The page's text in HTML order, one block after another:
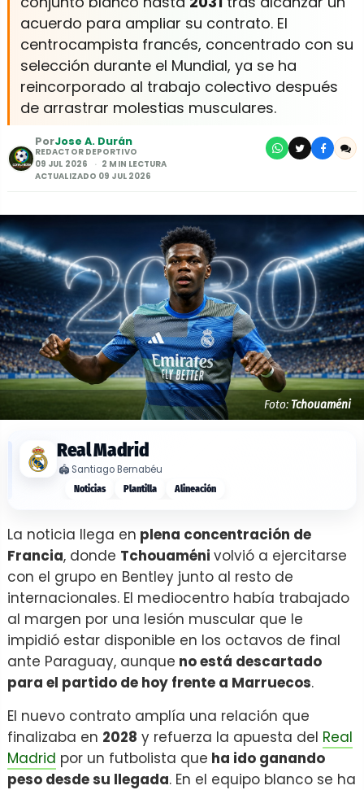
acuerdo para ampliar su contrato. El
centrocampista francés, concentrado con su
selección durante el Mundial, ya se ha
reincorporado al trabajo colectivo después
de arrastrar molestias musculares.
PorJose A. Durán
REDACTOR DEPORTIVO
09 JUL 2026
2 MIN LECTURA
ACTUALIZADO 09 JUL 2026
Foto: Tchouaméni
Real Madrid
🏟️ Santiago Bernabéu
Noticias Plantilla Alineación
La noticia llega en plena concentración de
Francia, donde Tchouaméni volvió a ejercitarse
con el grupo en Bentley junto al resto de
internacionales. El mediocentro había trabajado
al margen por una lesión muscular que le
impidió estar disponible en los octavos de final
ante Paraguay, aunque no está descartado
para el partido de hoy frente a Marruecos.
El nuevo contrato amplía una relación que
finalizaba en 2028 y refuerza la apuesta del Real
Madrid por un futbolista que ha ido ganando
peso desde su llegada. En el equipo blanco se ha